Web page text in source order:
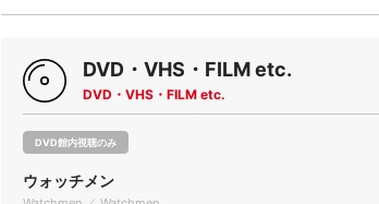
DVD・VHS・FILM etc.
DVD・VHS・FILM etc.
DVD館内視聴のみ
ウォッチメン